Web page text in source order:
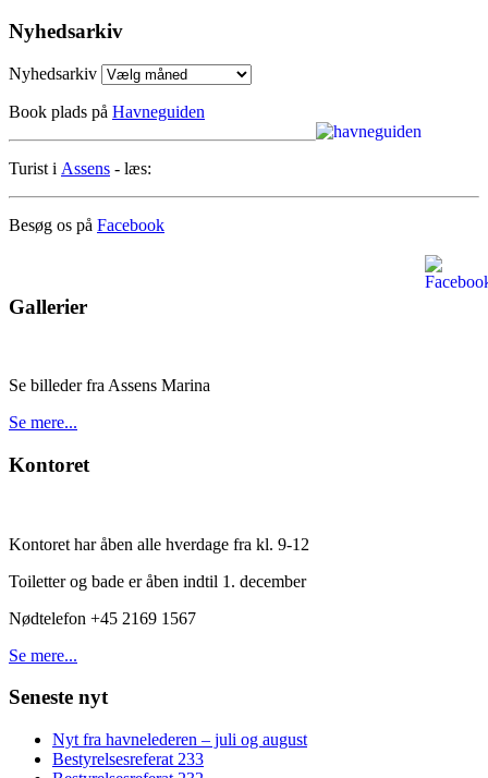
Nyhedsarkiv
Nyhedsarkiv
Book plads på Havneguiden
Turist i Assens - læs:
Besøg os på Facebook
Gallerier
Se billeder fra Assens Marina
Se mere...
Kontoret
Kontoret har åben alle hverdage fra kl. 9-12
Toiletter og bade er åben indtil 1. december
Nødtelefon +45 2169 1567
Se mere...
Seneste nyt
Nyt fra havnelederen – juli og august
Bestyrelsesreferat 233